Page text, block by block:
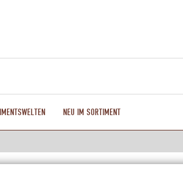
NEU IM SORTIMENT